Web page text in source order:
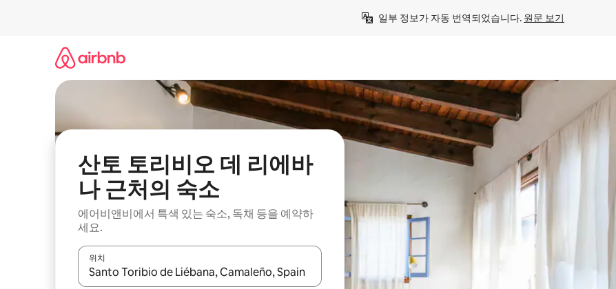
일부 정보가 자동 번역되었습니다. 원문 보기
산토 토리비오 데 리에바
나 근처의 숙소
에어비앤비에서 특색 있는 숙소, 독채 등을 예약하
세요.
위치
결과가 나오면 위·아래 화살표 키를 사용하거나 터치 또는 스와이프 동작으로 탐색하세요.